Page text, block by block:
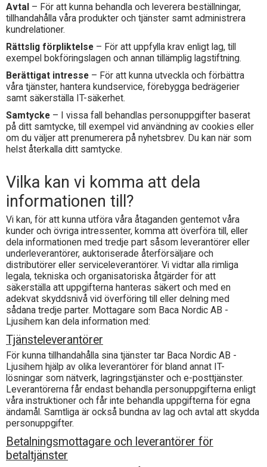
Avtal – För att kunna behandla och leverera beställningar,
tillhandahålla våra produkter och tjänster samt administrera
kundrelationer.
Rättslig förpliktelse – För att uppfylla krav enligt lag, till
exempel bokföringslagen och annan tillämplig lagstiftning.
Berättigat intresse – För att kunna utveckla och förbättra
våra tjänster, hantera kundservice, förebygga bedrägerier
samt säkerställa IT-säkerhet.
Samtycke – I vissa fall behandlas personuppgifter baserat
på ditt samtycke, till exempel vid användning av cookies eller
om du väljer att prenumerera på nyhetsbrev. Du kan när som
helst återkalla ditt samtycke.
Vilka kan vi komma att dela
informationen till?
Vi kan, för att kunna utföra våra åtaganden gentemot våra
kunder och övriga intressenter, komma att överföra till, eller
dela informationen med tredje part såsom leverantörer eller
underleverantörer, auktoriserade återförsäljare och
distributörer eller serviceleverantörer. Vi vidtar alla rimliga
legala, tekniska och organisatoriska åtgärder för att
säkerställa att uppgifterna hanteras säkert och med en
adekvat skyddsnivå vid överföring till eller delning med
sådana tredje parter. Mottagare som Baca Nordic AB -
Ljusihem kan dela information med:
Tjänsteleverantörer
För kunna tillhandahålla sina tjänster tar Baca Nordic AB -
Ljusihem hjälp av olika leverantörer för bland annat IT-
lösningar som nätverk, lagringstjänster och e-posttjänster.
Leverantörerna får endast behandla personuppgifterna enligt
våra instruktioner och får inte behandla uppgifterna för egna
ändamål. Samtliga är också bundna av lag och avtal att skydda
personuppgifter.
Betalningsmottagare och leverantörer för
betaltjänster